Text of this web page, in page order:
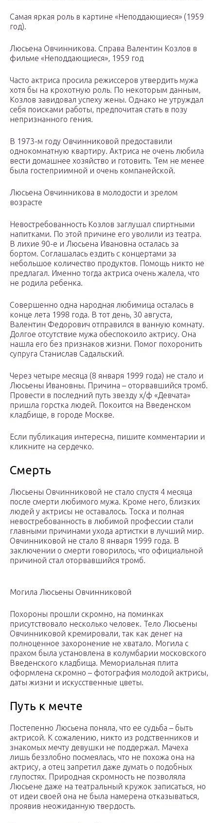
Самая яркая роль в картине «Неподдающиеся» (1959
год).
Люсьена Овчинникова. Справа Валентин Козлов в
фильме «Неподдающиеся», 1959 год
Часто актриса просила режиссеров утвердить мужа
хотя бы на крохотную роль. По некоторым данным,
Козлов завидовал успеху жены. Однако не утруждал
себя поисками работы, предпочитая стать в позу
непризнанного гения.
В 1973-м году Овчинниковой предоставили
однокомнатную квартиру. Актриса не очень любила
вести домашнее хозяйство и готовить. Тем не менее
была гостеприимной и очень компанейской.
Люсьена Овчинникова в молодости и зрелом
возрасте
Невостребованность Козлов заглушал спиртными
напитками. По этой причине его уволили из театра.
В лихие 90-е и Люсьена Ивановна осталась за
бортом. Соглашалась ездить с концертами за
небольшое количество продуктов. Помощь никто не
предлагал. Именно тогда актриса очень жалела, что
не родила ребенка.
Совершенно одна народная любимица осталась в
конце лета 1998 года. В тот день, 30 августа,
Валентин Федорович отправился в ванную комнату.
Долгое отсутствие мужа обеспокоило актрису. Она
нашла его без признаков жизни. Помог похоронить
супруга Станислав Садальский.
Через четыре месяца (8 января 1999 года) не стало и
Люсьены Ивановны. Причина – оторвавшийся тромб.
Провести в последний путь звезду х/ф «Девчата»
пришла горстка людей. Покоится на Введенском
кладбище, в городе Москве.
Если публикация интересна, пишите комментарии и
кликните на сердечко.
Смерть
Люсьены Овчинниковой не стало спустя 4 месяца
после смерти любимого мужа. Кроме него, близких
людей у актрисы не оставалось. Тоска и полная
невостребованность в любимой профессии стали
главными причинами ухода артистки в лучший мир.
Овчинниковой не стало 8 января 1999 года. В
заключении о смерти говорилось, что официальной
причиной стал оторвавшийся тромб.
Могила Люсьены Овчинниковой
Похороны прошли скромно, на поминках
присутствовало несколько человек. Тело Люсьены
Овчинниковой кремировали, так как денег на
полноценное захоронение не хватало. Могила с
прахом была установлена в колумбарии московского
Введенского кладбища. Мемориальная плита
оформлена скромно – фотография молодой актрисы,
даты жизни и искусственные цветы.
Путь к мечте
Постепенно Люсьена поняла, что ее судьба – быть
актрисой. К сожалению, никто из родственников и
знакомых мечту девушки не поддержал. Мачеха
лишь беззлобно посмеялась, что не похожа она на
актрису, а отец запретил даже думать о подобных
глупостях. Природная скромность не позволяла
Люсьене даже на театральный кружок записаться, но
от идеи своей она не была намерена отказываться,
проявив неожиданную твердость.